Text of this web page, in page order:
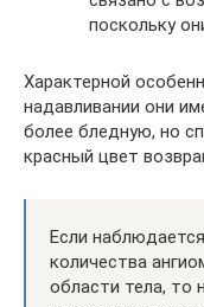
поскольку
Характерной
надавливании они
более бледную, но
красный цвет
Если
количества
области тела, то